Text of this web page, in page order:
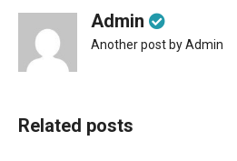
Admin
Another post by Admin
Related posts